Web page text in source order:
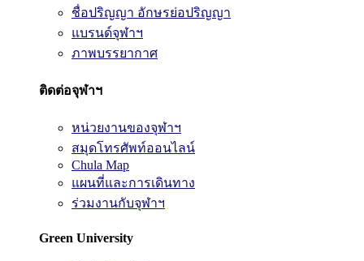
ชื่อปริญญา อักษรย่อปริญญา
แบรนด์จุฬาฯ
ภาพบรรยากาศ
ติดต่อจุฬาฯ
หน่วยงานของจุฬาฯ
สมุดโทรศัพท์ออนไลน์
Chula Map
แผนที่และการเดินทาง
ร่วมงานกับจุฬาฯ
Green University